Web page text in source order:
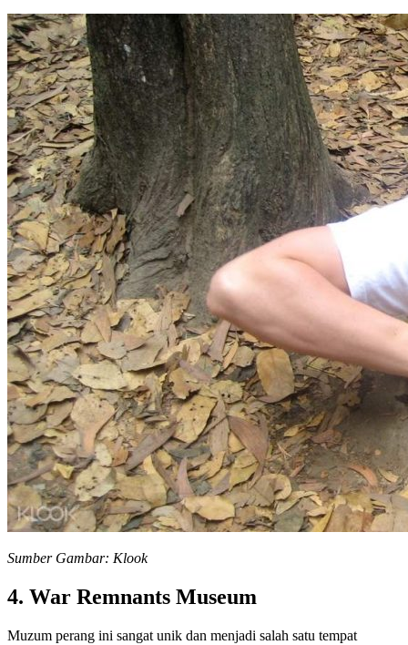
Sumber Gambar: Klook
4. War Remnants Museum
Muzum perang ini sangat unik dan menjadi salah satu tempat